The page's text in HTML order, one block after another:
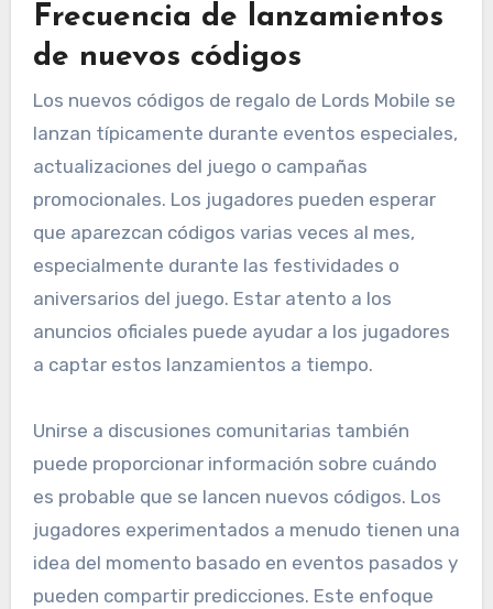
Frecuencia de lanzamientos
de nuevos códigos
Los nuevos códigos de regalo de Lords Mobile se
lanzan típicamente durante eventos especiales,
actualizaciones del juego o campañas
promocionales. Los jugadores pueden esperar
que aparezcan códigos varias veces al mes,
especialmente durante las festividades o
aniversarios del juego. Estar atento a los
anuncios oficiales puede ayudar a los jugadores
a captar estos lanzamientos a tiempo.
Unirse a discusiones comunitarias también
puede proporcionar información sobre cuándo
es probable que se lancen nuevos códigos. Los
jugadores experimentados a menudo tienen una
idea del momento basado en eventos pasados y
pueden compartir predicciones. Este enfoque